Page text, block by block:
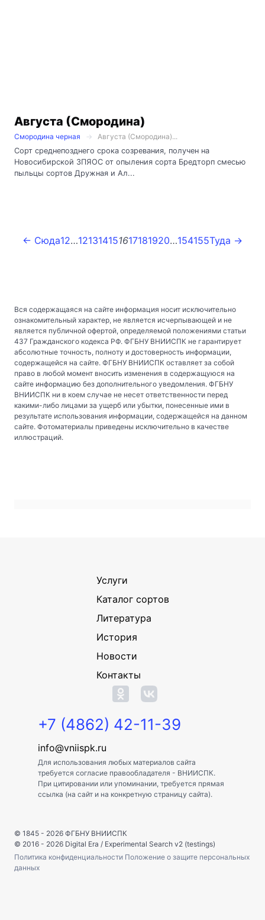
Августа (Смородина)
Смородина черная
Августа (Смородина)...
Сорт среднепозднего срока созревания, получен на
Новосибирской ЗПЯОС от опыления сорта Бредторп смесью
пыльцы сортов Дружная и Ал...
← Сюда12…121314151617181920…154155Туда →
Вся содержащаяся на сайте информация носит исключительно
ознакомительный характер, не является исчерпывающей и не
является публичной офертой, определяемой положениями статьи
437 Гражданского кодекса РФ. ФГБНУ ВНИИСПК не гарантирует
абсолютные точность, полноту и достоверность информации,
содержащейся на сайте. ФГБНУ ВНИИСПК оставляет за собой
право в любой момент вносить изменения в содержащуюся на
сайте информацию без дополнительного уведомления. ФГБНУ
ВНИИСПК ни в коем случае не несет ответственности перед
какими-либо лицами за ущерб или убытки, понесенные ими в
результате использования информации, содержащейся на данном
сайте. Фотоматериалы приведены исключительно в качестве
иллюстраций.
Услуги
Каталог сортов
Литература
История
Новости
Контакты
+7 (4862) 42-11-39
info@vniispk.ru
Для использования любых материалов сайта
требуется согласие правообладателя - ВНИИСПК.
При цитировании или упоминании, требуется прямая
ссылка (на сайт и на конкретную страницу сайта).
© 1845 - 2026 ФГБНУ ВНИИСПК
© 2016 - 2026 Digital Era / Experimental Search v2 (testings)
Политика конфиденциальности Положение о защите персональных
данных